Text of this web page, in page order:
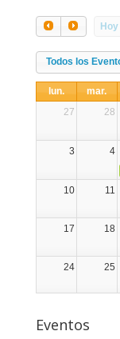
Hoy
lun. mar.
27
28
3
4
10
11
17 18
24 25
Eventos